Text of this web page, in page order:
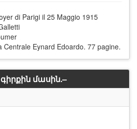
di Parigi il 25 Maggio 1915
Centrale Eynard Edoardo. 77 pagine.
մասին.–